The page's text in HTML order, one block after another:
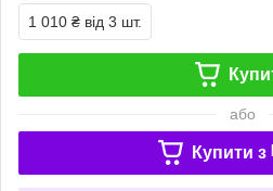
1 010 ₴ від 3 шт.
або
Купити з